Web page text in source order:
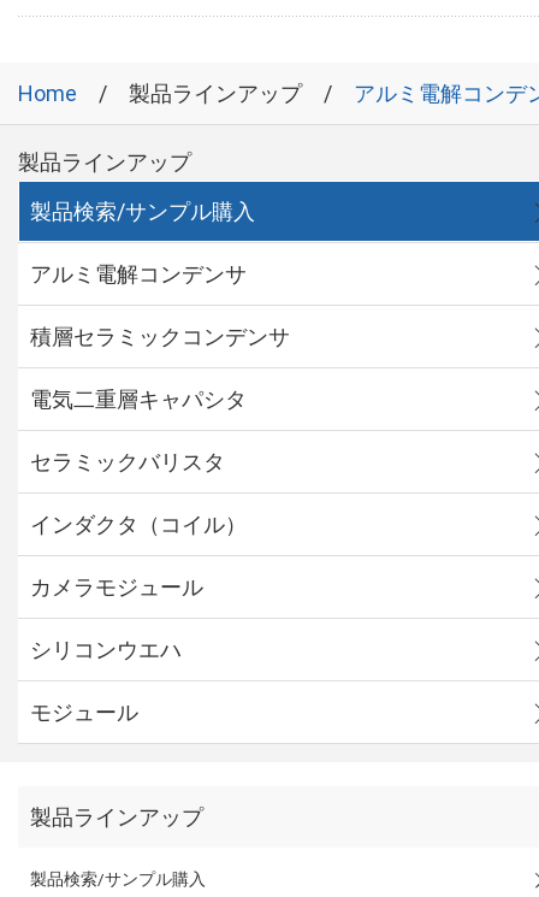
Home 製品ラインアップ アルミ電解コンデ
製品ラインアップ
製品検索/サンプル購入
アルミ電解コンデンサ
積層セラミックコンデンサ
電気二重層キャパシタ
セラミックバリスタ
インダクタ（コイル）
カメラモジュール
シリコンウエハ
モジュール
製品ラインアップ
製品検索/サンプル購入